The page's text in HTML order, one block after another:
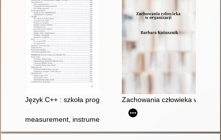
Język C++ : szkoła programowaniaZachowania człowieka w
measurement, instrumentation, and sensors handbook